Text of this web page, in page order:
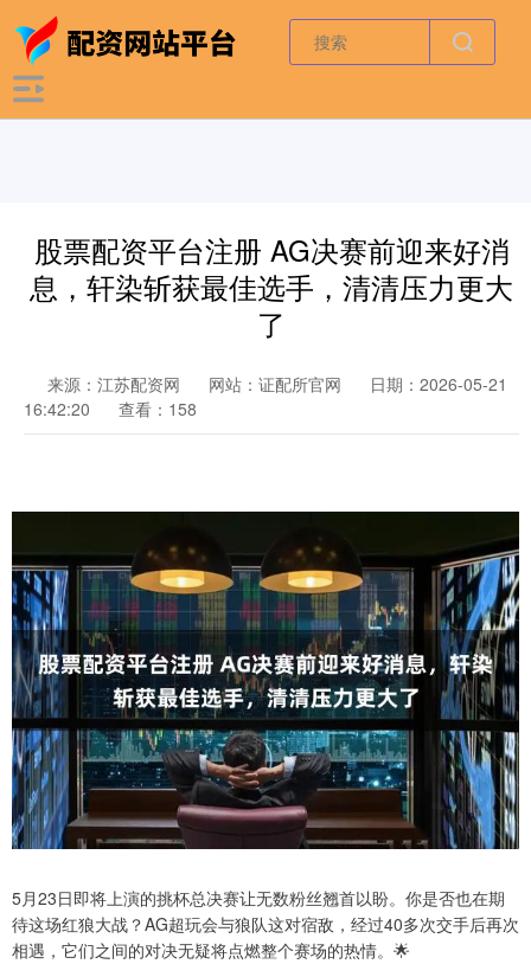
股票配资平台注册 AG决赛前迎来好消
息，轩染斩获最佳选手，清清压力更大
了
来源：江苏配资网 网站：证配所官网
日期：2026-05-21
16:42:20
查看：158
5月23日即将上演的挑杯总决赛让无数粉丝翘首以盼。你是否也在期
待这场红狼大战？AG超玩会与狼队这对宿敌，经过40多次交手后再次
相遇，它们之间的对决无疑将点燃整个赛场的热情。🌟